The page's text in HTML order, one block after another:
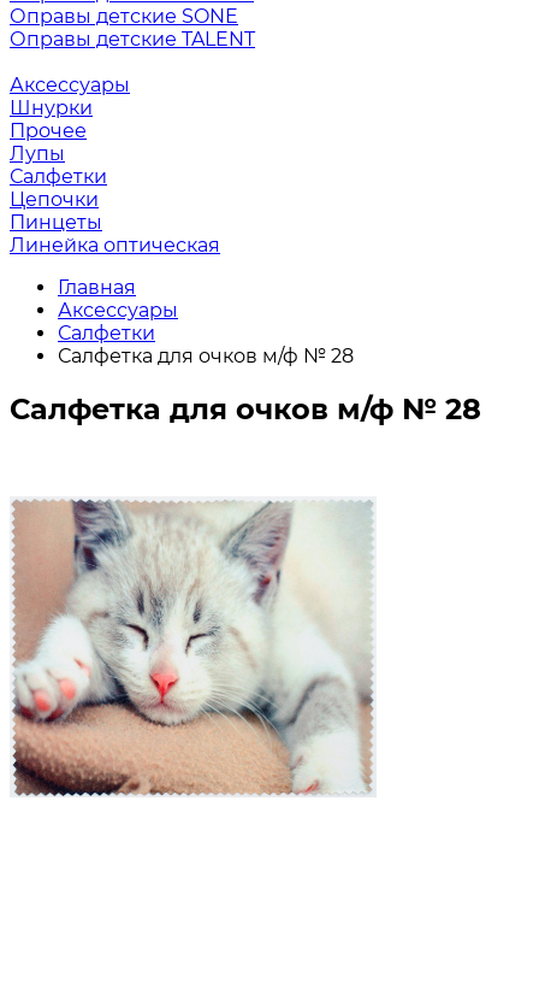
Оправы детские SONE
Оправы детские TALENT
Аксессуары
Шнурки
Прочее
Лупы
Салфетки
Цепочки
Пинцеты
Линейка оптическая
Главная
Аксессуары
Салфетки
Салфетка для очков м/ф № 28
Салфетка для очков м/ф № 28